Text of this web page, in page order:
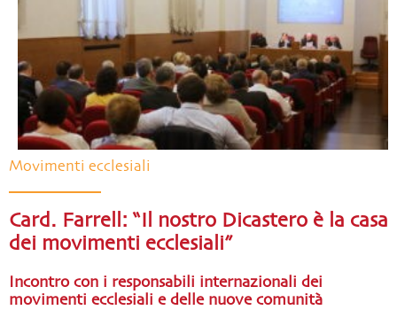
Movimenti ecclesiali
Card. Farrell: “Il nostro Dicastero è la casa
dei movimenti ecclesiali”
Incontro con i responsabili internazionali dei
movimenti ecclesiali e delle nuove comunità